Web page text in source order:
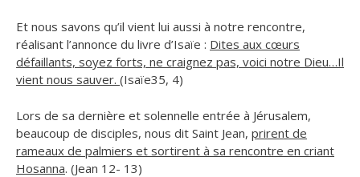
Et nous savons qu’il vient lui aussi à notre rencontre,
réalisant l’annonce du livre d’Isaïe : Dites aux cœurs
défaillants, soyez forts, ne craignez pas, voici notre Dieu…Il
vient nous sauver. (Isaïe35, 4)
Lors de sa dernière et solennelle entrée à Jérusalem,
beaucoup de disciples, nous dit Saint Jean, prirent de
rameaux de palmiers et sortirent à sa rencontre en criant
Hosanna. (Jean 12- 13)